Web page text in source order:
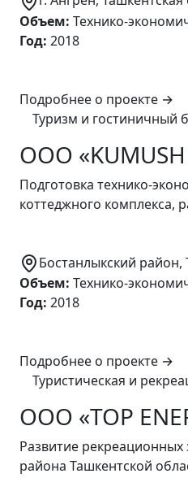
Объем: Технико-
Год: 2018
Подробнее о проекте →
Туризм и гостиничный
ООО «KUMUSH
Подготовка технико-
коттеджного комплекса,
Бостанлыкский район,
Объем: Технико-
Год: 2018
Подробнее о проекте →
Туристическая и
ООО «TOP
Развитие рекреационных
района Ташкентской